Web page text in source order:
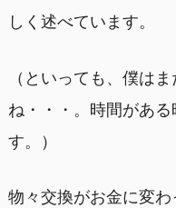
しく述べています。
（といっても、僕は
ね・・・。時間があ
す。）
物々交換がお金に変